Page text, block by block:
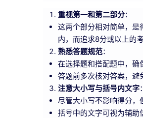
重视第一和第二部分：
这两个部分相对简单，
内，而追求8分或以上的
熟悉答题规范：
在选择题和搭配题中，确
答题前多次核对答案，避
注意大小写与括号内文字：
尽管大小写不影响得分，
括号中的文字可视为辅助